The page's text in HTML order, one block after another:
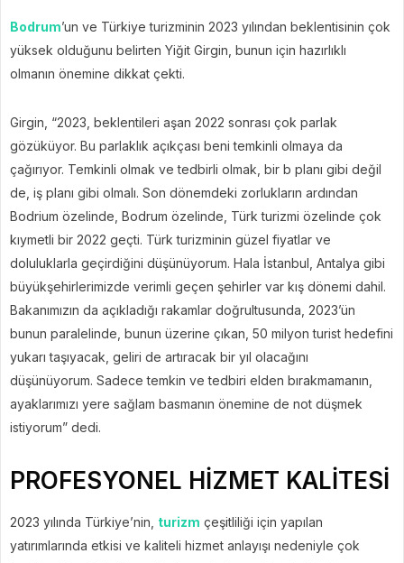
Bodrum’un ve Türkiye turizminin 2023 yılından beklentisinin çok
yüksek olduğunu belirten Yiğit Girgin, bunun için hazırlıklı
olmanın önemine dikkat çekti.
Girgin, “2023, beklentileri aşan 2022 sonrası çok parlak
gözüküyor. Bu parlaklık açıkçası beni temkinli olmaya da
çağırıyor. Temkinli olmak ve tedbirli olmak, bir b planı gibi değil
de, iş planı gibi olmalı. Son dönemdeki zorlukların ardından
Bodrium özelinde, Bodrum özelinde, Türk turizmi özelinde çok
kıymetli bir 2022 geçti. Türk turizminin güzel fiyatlar ve
doluluklarla geçirdiğini düşünüyorum. Hala İstanbul, Antalya gibi
büyükşehirlerimizde verimli geçen şehirler var kış dönemi dahil.
Bakanımızın da açıkladığı rakamlar doğrultusunda, 2023’ün
bunun paralelinde, bunun üzerine çıkan, 50 milyon turist hedefini
yukarı taşıyacak, geliri de artıracak bir yıl olacağını
düşünüyorum. Sadece temkin ve tedbiri elden bırakmamanın,
ayaklarımızı yere sağlam basmanın önemine de not düşmek
istiyorum” dedi.
PROFESYONEL HİZMET KALİTESİ
2023 yılında Türkiye’nin, turizm çeşitliliği için yapılan
yatırımlarında etkisi ve kaliteli hizmet anlayışı nedeniyle çok